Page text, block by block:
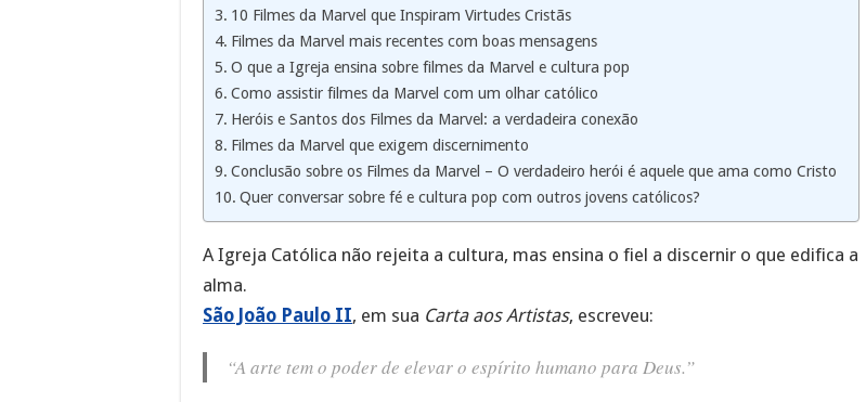
10 Filmes da Marvel que Inspiram Virtudes Cristãs
Filmes da Marvel mais recentes com boas mensagens
O que a Igreja ensina sobre filmes da Marvel e cultura pop
Como assistir filmes da Marvel com um olhar católico
Heróis e Santos dos Filmes da Marvel: a verdadeira conexão
Filmes da Marvel que exigem discernimento
Conclusão sobre os Filmes da Marvel – O verdadeiro herói é aquele que ama como Cristo
Quer conversar sobre fé e cultura pop com outros jovens católicos?
A Igreja Católica não rejeita a cultura, mas ensina o fiel a discernir o que edifica a
alma.
São João Paulo II, em sua Carta aos Artistas, escreveu:
“A arte tem o poder de elevar o espírito humano para Deus.”